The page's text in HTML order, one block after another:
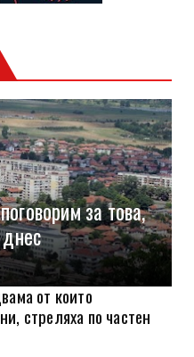
за това,
от които
стреляха по частен